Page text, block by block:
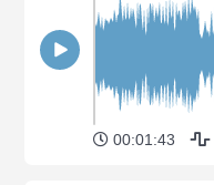
00:01:43